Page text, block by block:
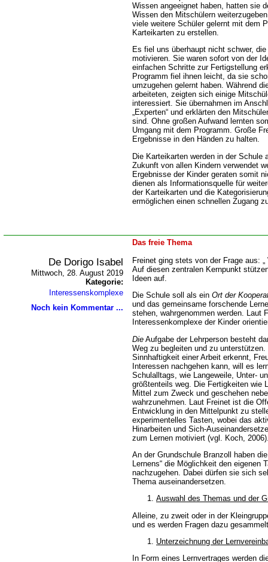
Wissen angeeignet haben, hatten sie
Wissen den Mitschülern
viele weitere Schüler gelernt mit dem
Karteikarten zu erstellen.
Es fiel uns überhaupt nicht schwer,
motivieren. Sie waren sofort von der
einfachen Schritte zur Fertigstellung
Programm fiel ihnen leicht, da sie
umzugehen gelernt haben. Während
arbeiteten, zeigten sich einige
interessiert. Sie übernahmen im
Experten“ und erklärten den
sind. Ohne großen Aufwand lernten
Umgang mit dem Programm. Große
Ergebnisse in den Händen zu halten.
Die Karteikarten werden in der Schule
Zukunft von allen Kindern verwendet
Ergebnisse der Kinder geraten somit
dienen als Informationsquelle für
der Karteikarten und die
ermöglichen einen schnellen Zugang
Das freie Thema
De Dorigo Isabel
Mittwoch, 28. August 2019
Kategorie:
Interessenskomplexe
Noch kein Kommentar ...
Freinet ging stets von der Frage aus:
Auf diesen zentralen Kernpunkt
Ideen auf.
Die Schule soll als ein Ort der
und das gemeinsame forschende
stehen, wahrgenommen werden. Laut
Interessenkomplexe der Kinder
Die Aufgabe der Lehrperson besteht
Weg zu begleiten und zu
Sinnhaftigkeit einer Arbeit erkennt,
Interessen nachgehen kann, will es
Schulalltags, wie Langeweile, Unter-
größtenteils weg. Die Fertigkeiten wie
Mittel zum Zweck und geschehen
wahrzunehmen. Laut Freinet ist die
Entwicklung in den Mittelpunkt zu
experimentelles Tasten, wobei das
Hinarbeiten und Sich-
zum Lernen motiviert (vgl. Koch,
An der Grundschule Branzoll haben
Lernens“ die Möglichkeit den eigenen
nachzugehen. Dabei dürfen sie sich
Thema auseinandersetzen.
Auswahl des Themas und der
Alleine, zu zweit oder in der
und es werden Fragen dazu
Unterzeichnung der
In Form eines Lernvertrages werden